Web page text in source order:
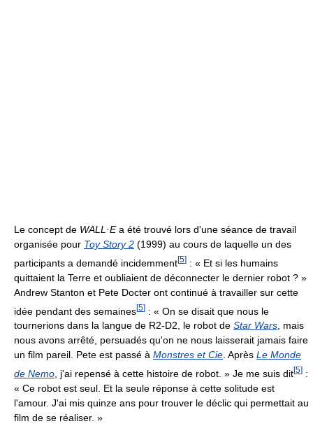
Le concept de WALL·Ea été trouvé lors d'une séance de travail
organisée pour Toy Story 2 (1999) au cours de laquelle un des
participants a demandé incidemment[5] : « Et si les humains
quittaient la Terre et oubliaient de déconnecter le dernier robot ? »
Andrew Stanton et Pete Docter ont continué à travailler sur cette
idée pendant des semaines[5] : « On se disait que nous le
tournerions dans la langue de R2-D2, le robot de Star Wars , mais
nous avons arrêté, persuadés qu'on ne nous laisserait jamais faire
un film pareil. Pete est passé à Monstres et Cie . Après Le Monde
de Nemo , j'ai repensé à cette histoire de robot. » Je me suis dit[5] :
« Ce robot est seul. Et la seule réponse à cette solitude est
l'amour. J'ai mis quinze ans pour trouver le déclic qui permettait au
film de se réaliser. »